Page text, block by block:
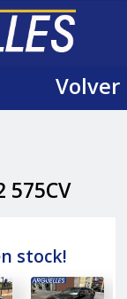
Volver
575CV
stock!